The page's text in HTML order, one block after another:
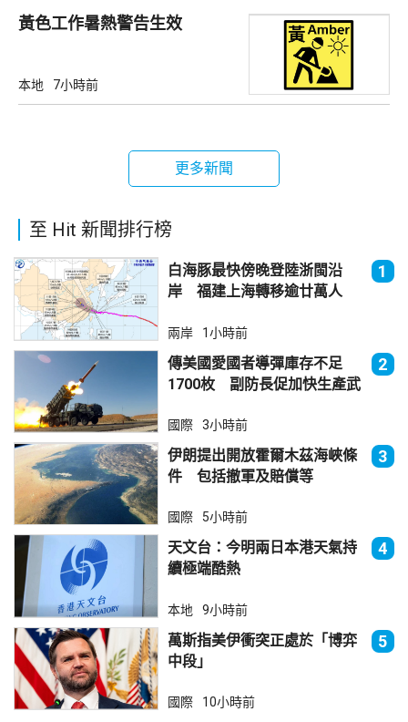
黃色工作暑熱警告生效
本地 7小時前
更多新聞
至 Hit 新聞排行榜
白海豚最快傍晚登陸浙閩沿
岸 福建上海轉移逾廿萬人
1
兩岸 1小時前
傳美國愛國者導彈庫存不足
1700枚 副防長促加快生產武
2
國際 3小時前
伊朗提出開放霍爾木茲海峽條
件 包括撤軍及賠償等
3
國際 5小時前
天文台：今明兩日本港天氣持
續極端酷熱
4
本地 9小時前
萬斯指美伊衝突正處於「博弈
中段」
5
國際 10小時前